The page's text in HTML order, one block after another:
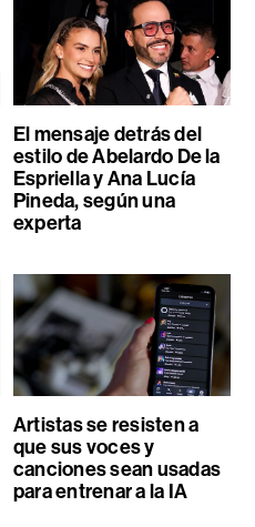
El mensaje detrás del
estilo de Abelardo De la
Espriella y Ana Lucía
Pineda, según una
experta
Artistas se resisten a
que sus voces y
canciones sean usadas
para entrenar a la IA